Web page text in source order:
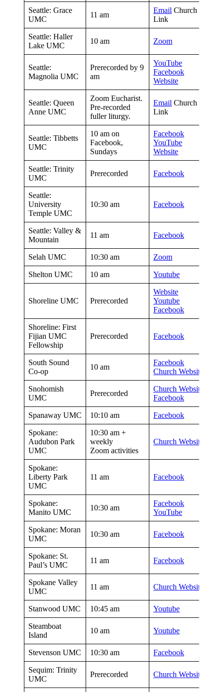
Seattle: Grace
UMC
11 am
Email Church for
Link
Seattle: Haller
Lake UMC
10 am Zoom
Seattle:
Magnolia UMC
Prerecorded by 9
am
YouTube
Facebook
Website
Seattle: Queen
Anne UMC
Zoom Eucharist.
Pre-recorded
fuller liturgy.
Email Church for
Link
Seattle: Tibbetts
UMC
10 am on
Facebook,
Sundays
Facebook
YouTube
Website
Seattle: Trinity
UMC
Prerecorded Facebook
Seattle:
University
Temple UMC
10:30 am Facebook
Seattle: Valley &
Mountain
11 am Facebook
Selah UMC 10:30 am Zoom
Shelton UMC 10 am Youtube
Shoreline UMC Prerecorded
Website
Youtube
Facebook
Shoreline: First
Fijian UMC
Fellowship
Prerecorded Facebook
South Sound
Co-op
10 am
Facebook
Church Website
Snohomish
UMC
Prerecorded
Church Website
Facebook
Spanaway UMC 10:10 am Facebook
Spokane:
Audubon Park
UMC
10:30 am +
weekly
Zoom activities
Church Website
Spokane:
Liberty Park
UMC
11 am Facebook
Spokane:
Manito UMC
10:30 am
Facebook
YouTube
Spokane: Moran
UMC
10:30 am Facebook
Spokane: St.
Paul’s UMC
11 am Facebook
Spokane Valley
UMC
11 am Church Website
Stanwood UMC 10:45 am Youtube
Steamboat
Island
10 am Youtube
Stevenson UMC 10:30 am Facebook
Sequim: Trinity
UMC
Prerecorded Church Website